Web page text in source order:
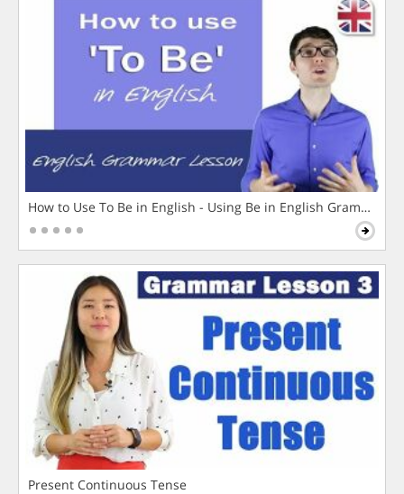
How to Use To Be in English - Using Be in English Grammar
Present Continuous Tense